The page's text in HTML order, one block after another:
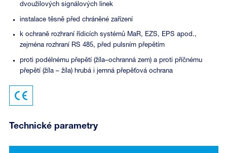
dvoužilových signálových linek
instalace těsně před chráněné zařízení
k ochraně rozhraní řídicích systémů MaR, EZS, EPS apod.,
zejména rozhraní RS 485, před pulsním přepětím
proti podélnému přepětí (žíla–ochranná zem) a proti příčnému
přepětí (žíla – žíla) hrubá i jemná přepěťová ochrana
Technické parametry